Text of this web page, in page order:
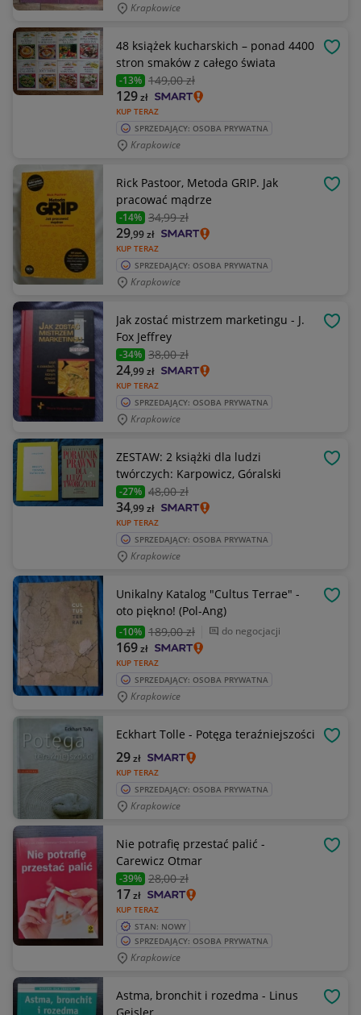
Krapkowice
48 książek kucharskich – ponad 4400
stron smaków z całego świata
-13% 149,00 zł
KUP TERAZ
129zł
SPRZEDAJĄCY: OSOBA PRYWATNA
Krapkowice
Rick Pastoor, Metoda GRIP. Jak
pracować mądrze
-14% 34,99 zł
KUP TERAZ
29,99zł
SPRZEDAJĄCY: OSOBA PRYWATNA
Krapkowice
Jak zostać mistrzem marketingu - J.
Fox Jeffrey
-34% 38,00 zł
KUP TERAZ
24,99zł
SPRZEDAJĄCY: OSOBA PRYWATNA
Krapkowice
ZESTAW: 2 książki dla ludzi
twórczych: Karpowicz, Góralski
-27% 48,00 zł
KUP TERAZ
34,99zł
SPRZEDAJĄCY: OSOBA PRYWATNA
Krapkowice
Unikalny Katalog "Cultus Terrae" -
oto piękno! (Pol-Ang)
-10% 189,00 zł do negocjacji
KUP TERAZ
169zł
SPRZEDAJĄCY: OSOBA PRYWATNA
Krapkowice
Eckhart Tolle - Potęga teraźniejszości
KUP TERAZ
29zł
SPRZEDAJĄCY: OSOBA PRYWATNA
Krapkowice
Nie potrafię przestać palić -
Carewicz Otmar
-39% 28,00 zł
KUP TERAZ
17zł
STAN: NOWY
SPRZEDAJĄCY: OSOBA PRYWATNA
Krapkowice
Astma, bronchit i rozedma - Linus